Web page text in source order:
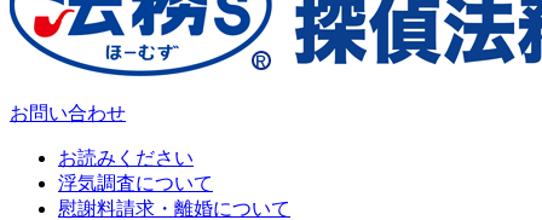
お問い合わせ
お読みください
浮気調査について
慰謝料請求・離婚について